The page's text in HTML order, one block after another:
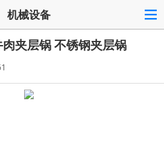
机械设备
夹层锅 不锈钢夹层锅